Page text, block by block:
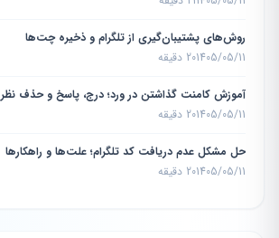
روش‌های پشتیبان‌گیری از تلگرام و ذخیره چت‌ها
1405/05/1120 دقیقه
آموزش کامنت گذاشتن در ورد؛ درج، پاسخ و حذف نظر
1405/05/1120 دقیقه
حل مشکل عدم دریافت کد تلگرام؛ علت‌ها و راهکارها
1405/05/1120 دقیقه